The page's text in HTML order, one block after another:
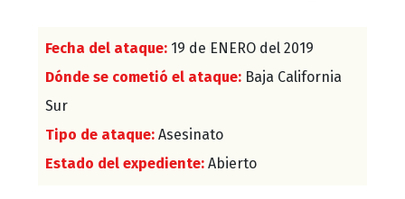
Fecha del ataque: 19 de ENERO del 2019
Dónde se cometió el ataque: Baja California
Sur
Tipo de ataque: Asesinato
Estado del expediente: Abierto